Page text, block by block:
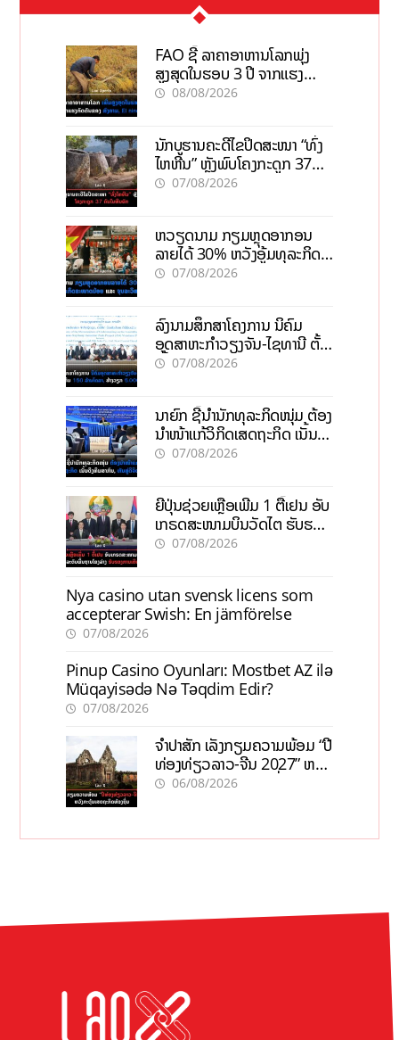
FAO ຊີ້ ລາຄາອາຫານໂລກພຸ່ງ
ສູງສຸດໃນຮອບ 3 ປີ ຈາກແຮງ
ກົດດັນຂອງສົງຄາມ, El nino
08/08/2026
ນັກບູຮານຄະດີໄຂປິດສະໜາ “ທົ່ງ
ໄຫຫີນ” ຫຼັງພົບໂຄງກະດູກ 37
ຄົນໃນຫີນຍັກ
07/08/2026
ຫວຽດນາມ ກຽມຫຼຸດອາກອນ
ລາຍໄດ້ 30% ຫວັງອູ້ມທຸລະກິດ
ຂະໜາດນ້ອຍ ແລະ ຈຸນລະ
07/08/2026
ລົງນາມສຶກສາໂຄງການ ນິຄົມ
ອຸດສາຫະກຳວຽງຈັນ-ໄຊທານີ ຕັ້ງ
ເປົ້າດຶງທຶນ 150 ລ້ານໂດລາ, ສ້າງ
07/08/2026
ນາຍົກ ຊີ້ນຳນັກທຸລະກິດໜຸ່ມ ຕ້ອງ
ນຳໜ້າແກ້ວິກິດເສດຖະກິດ ເນັ້ນດຶງ
ທຶນສາກົນ, ຫັນສູ່ດິຈິຕອນ
07/08/2026
ຍີ່ປຸ່ນຊ່ວຍເຫຼືອເພີ່ມ 1 ຕື້ເຢນ ອັບ
ເກຣດສະໜາມບິນວັດໄຕ ຮັບຮອງ
ການເຕີບໂຕ
07/08/2026
Nya casino utan svensk licens som
accepterar Swish: En jämförelse
07/08/2026
Pinup Casino Oyunları: Mostbet AZ ilə
Müqayisədə Nə Təqdim Edir?
07/08/2026
ຈຳປາສັກ ເລັ່ງກຽມຄວາມພ້ອມ “ປີ
ທ່ອງທ່ຽວລາວ-ຈີນ 2027” ຫວັງ
ກະຕຸ້ນເສດຖະກິດທ້ອງຖິ່ນ
06/08/2026